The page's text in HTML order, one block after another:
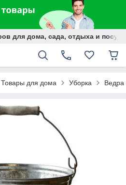
для дома, сада, отдыха и
Товары для дома Уборка Ведра